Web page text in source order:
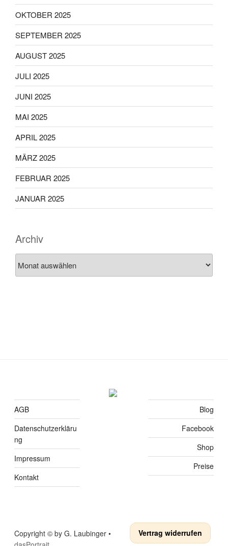
OKTOBER 2025
SEPTEMBER 2025
AUGUST 2025
JULI 2025
JUNI 2025
MAI 2025
APRIL 2025
MÄRZ 2025
FEBRUAR 2025
JANUAR 2025
Archiv
AGB
Datenschutzerkläru
ng
Impressum
Kontakt
Blog
Facebook
Shop
Preise
Copyright © by G. Laubinger •
Vertrag widerrufen